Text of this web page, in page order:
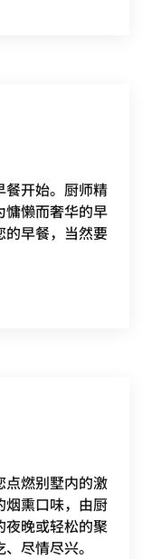
餐开始。厨师精
慵懒而奢华的早
的早餐，当然要
点燃别墅内的激
烟熏口味，由厨
夜晚或轻松的聚
尽情尽兴。